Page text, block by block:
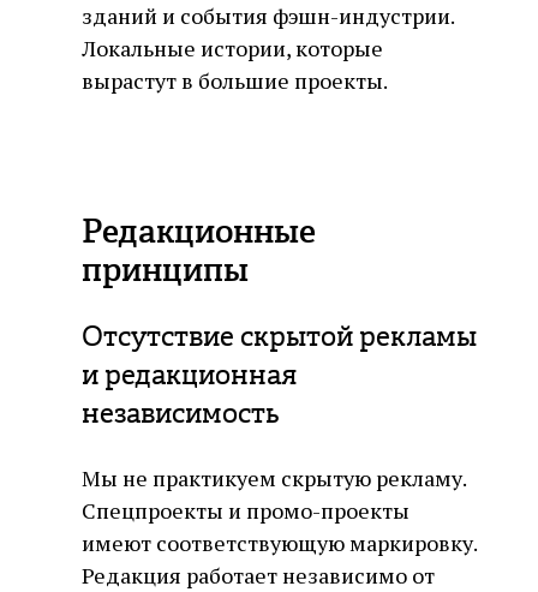
зданий и события фэшн-индустрии.
Локальные истории, которые
вырастут в большие проекты.
Редакционные
принципы
Отсутствие скрытой рекламы
и редакционная
независимость
Мы не практикуем скрытую рекламу.
Спецпроекты и промо-проекты
имеют соответствующую маркировку.
Редакция работает независимо от